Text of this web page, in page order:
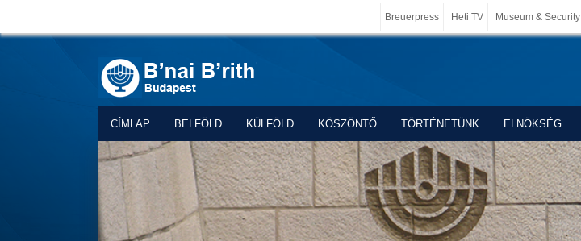
Breuerpress Heti TV Museum & Security
CÍMLAP BELFÖLD KÜLFÖLD KÖSZÖNTŐ TÖRTÉNETÜNK ELNÖKSÉG